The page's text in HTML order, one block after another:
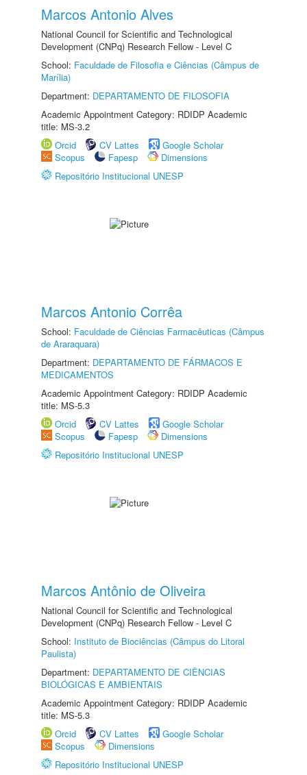
Marcos Antonio Alves
National Council for Scientific and Technological
Development (CNPq) Research Fellow - Level C
School: Faculdade de Filosofia e Ciências (Câmpus de
Marília)
Department: DEPARTAMENTO DE FILOSOFIA
Academic Appointment Category: RDIDP Academic
title: MS-3.2
Orcid
CV Lattes
Google Scholar
Scopus
Fapesp
Dimensions
Repositório Institucional UNESP
Marcos Antonio Corrêa
School: Faculdade de Ciências Farmacêuticas (Câmpus
de Araraquara)
Department: DEPARTAMENTO DE FÁRMACOS E
MEDICAMENTOS
Academic Appointment Category: RDIDP Academic
title: MS-5.3
Orcid
CV Lattes
Google Scholar
Scopus
Fapesp
Dimensions
Repositório Institucional UNESP
Marcos Antônio de Oliveira
National Council for Scientific and Technological
Development (CNPq) Research Fellow - Level C
School: Instituto de Biociências (Câmpus do Litoral
Paulista)
Department: DEPARTAMENTO DE CIÊNCIAS
BIOLÓGICAS E AMBIENTAIS
Academic Appointment Category: RDIDP Academic
title: MS-5.3
Orcid
CV Lattes
Google Scholar
Scopus
Dimensions
Repositório Institucional UNESP